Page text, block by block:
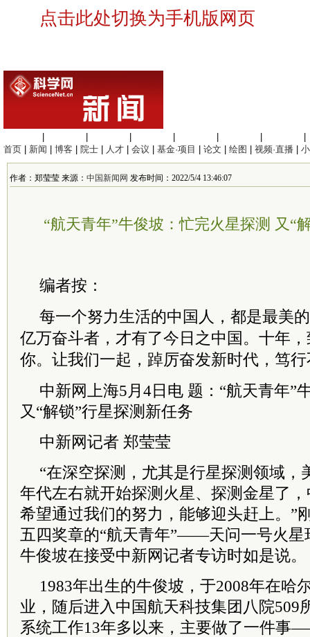
点击此处切换为手机版网页
首页
新闻 博客 院士 人才 会议 基金·项目 论文 绘图 视频·直播
作者：郑莹莹 来源： 中国新闻网 发布时间：2022/5/4 13:46:07
“航天青年”牛俊坡：忙完火星探测 又“
编者按：
每一个努力生活的中国人，都是最美
亿万奋斗者，才有了今日之中国。十年
你。让我们一起，踔厉奋发新时代，笃
中新网上海5月4日电 题：“航天青年”
又“解锁”行星探测新任务
中新网记者 郑莹莹
“在深空探测，尤其是行星探测领域，
年代左右就开始探测火星、探测金星了
希望通过我们的努力，能够迎头赶上。”
五四奖章的“航天青年”——天问一号火星
牛俊坡在接受中新网记者专访时如是说。
1983年出生的牛俊坡，于2008年在哈
业，随后进入中国航天科技集团八院509
系统工作13年多以来，主要做了一件事